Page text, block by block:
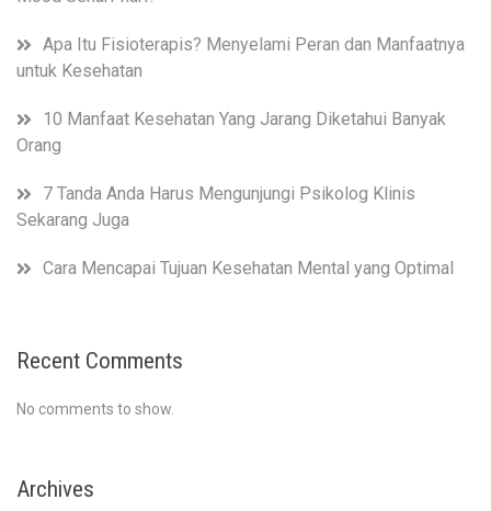
Apa Itu Fisioterapis? Menyelami Peran dan Manfaatnya
untuk Kesehatan
10 Manfaat Kesehatan Yang Jarang Diketahui Banyak
Orang
7 Tanda Anda Harus Mengunjungi Psikolog Klinis
Sekarang Juga
Cara Mencapai Tujuan Kesehatan Mental yang Optimal
Recent Comments
No comments to show.
Archives